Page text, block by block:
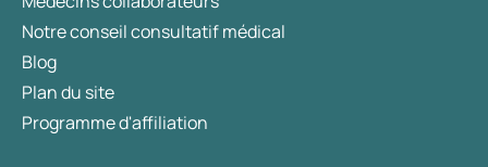
Notre conseil consultatif médical
Blog
Plan du site
Programme d'affiliation